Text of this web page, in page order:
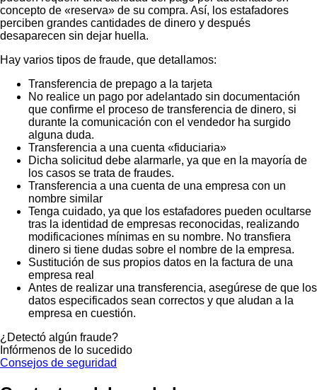
concepto de «reserva» de su compra. Así, los estafadores
perciben grandes cantidades de dinero y después
desaparecen sin dejar huella.
Hay varios tipos de fraude, que detallamos:
Transferencia de prepago a la tarjeta
No realice un pago por adelantado sin documentación
que confirme el proceso de transferencia de dinero, si
durante la comunicación con el vendedor ha surgido
alguna duda.
Transferencia a una cuenta «fiduciaria»
Dicha solicitud debe alarmarle, ya que en la mayoría de
los casos se trata de fraudes.
Transferencia a una cuenta de una empresa con un
nombre similar
Tenga cuidado, ya que los estafadores pueden ocultarse
tras la identidad de empresas reconocidas, realizando
modificaciones mínimas en su nombre. No transfiera
dinero si tiene dudas sobre el nombre de la empresa.
Sustitución de sus propios datos en la factura de una
empresa real
Antes de realizar una transferencia, asegúrese de que los
datos especificados sean correctos y que aludan a la
empresa en cuestión.
¿Detectó algún fraude?
Infórmenos de lo sucedido
Consejos de seguridad